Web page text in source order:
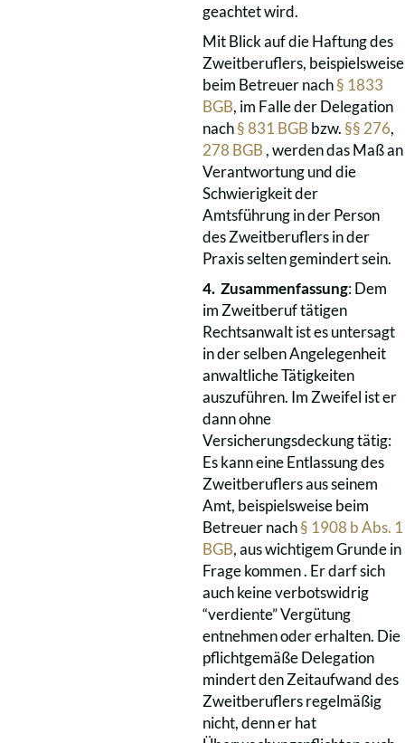
geachtet wird.
Mit Blick auf die Haftung des
Zweitberuflers, beispielsweise
beim Betreuer nach§ 1833
BGB, im Falle der Delegation
nach§ 831 BGB bzw. §§ 276,
278 BGB , werden das Maß an
Verantwortung und die
Schwierigkeit der
Amtsführung in der Person
des Zweitberuflers in der
Praxis selten gemindert sein.
4. Zusammenfassung: Dem
im Zweitberuf tätigen
Rechtsanwalt ist es untersagt
in der selben Angelegenheit
anwaltliche Tätigkeiten
auszuführen. Im Zweifel ist er
dann ohne
Versicherungsdeckung tätig:
Es kann eine Entlassung des
Zweitberuflers aus seinem
Amt, beispielsweise beim
Betreuer nach§ 1908 b Abs. 1
BGB, aus wichtigem Grunde in
Frage kommen . Er darf sich
auch keine verbotswidrig
“verdiente” Vergütung
entnehmen oder erhalten. Die
pflichtgemäße Delegation
mindert den Zeitaufwand des
Zweitberuflers regelmäßig
nicht, denn er hat